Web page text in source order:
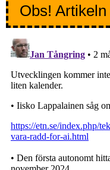
Obs!